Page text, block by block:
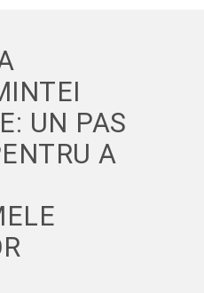
UN PAS
A